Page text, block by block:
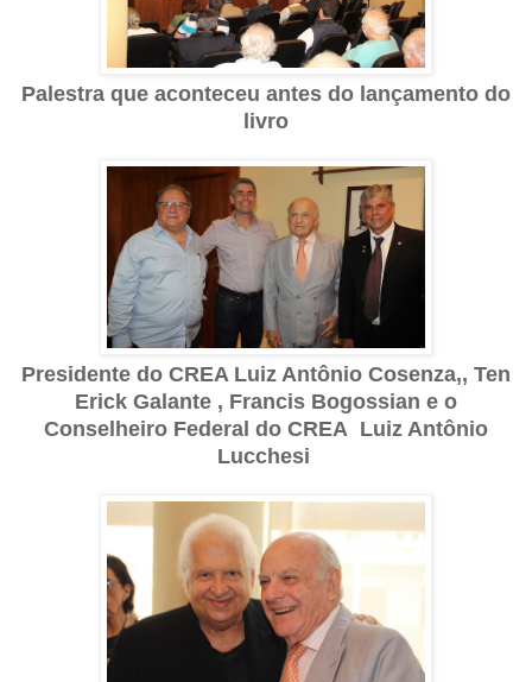
Palestra que aconteceu antes do lançamento do
livro
Presidente do CREA Luiz Antônio Cosenza,, Ten
Erick Galante , Francis Bogossian e o
Conselheiro Federal do CREA Luiz Antônio
Lucchesi